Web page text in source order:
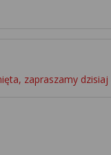
zapraszamy dzisiaj